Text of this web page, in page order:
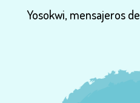
Yosokwi, mensajerosde